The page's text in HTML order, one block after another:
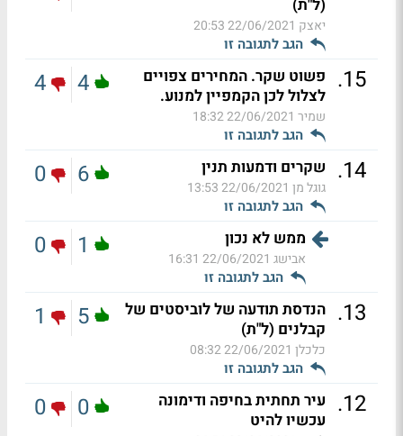
(ל"ת)
יאצק 22/06/2021 20:53
הגב לתגובה זו
15
. פשוט שקר. המחירים צפויים
לצלול לכן הקמפיין למנוע.
שמיר 22/06/2021 18:32
הגב לתגובה זו
4
4
14
. שקרים ודמעות תנין
גוגל מן 22/06/2021 13:53
הגב לתגובה זו
6
0
ממש לא נכון
אבישג 22/06/2021 16:31
הגב לתגובה זו
1
0
13
. הנדסת תודעה של לוביסטים של
קבלנים (ל"ת)
כלכלן 22/06/2021 08:32
הגב לתגובה זו
5
1
12
. עיר תחתית בחיפה ודימונה
עכשיו להיט
0
0